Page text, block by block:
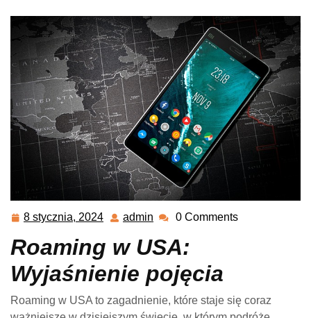
8 stycznia, 2024
2024
admin admin0 Comments
Roaming w USA:
Wyjaśnienie pojęcia
Roaming w USA to zagadnienie, które staje się coraz